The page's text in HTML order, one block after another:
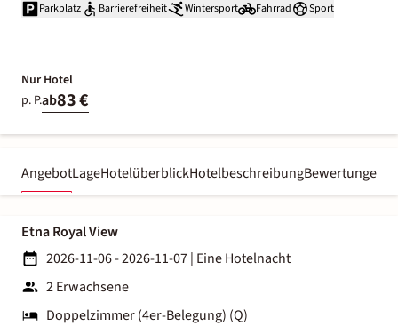
Parkplatz Barrierefreiheit Wintersport Fahrrad Sport
Nur Hotel
p. P.ab83 €
AngebotLageHotelüberblickHotelbeschreibungBewertungen
Etna Royal View
2026-11-06 - 2026-11-07| Eine Hotelnacht
2 Erwachsene
Doppelzimmer (4er-Belegung) (Q)